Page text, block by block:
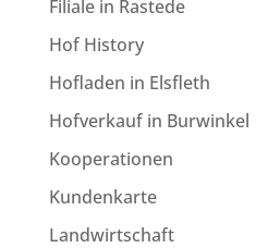
Filiale in Rastede
Hof History
Hofladen in Elsfleth
Hofverkauf in Burwinkel
Kooperationen
Kundenkarte
Landwirtschaft